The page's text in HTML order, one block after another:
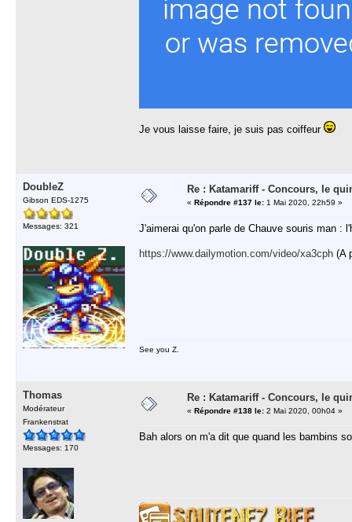
Je vous laisse faire, je suis pas coiffeur
DoubleZ
Gibson EDS-1275
Messages: 321
Re : Katamariff - Concours, le
« Répondre #137 le: 1 Mai 2020, 22h59 »
J'aimerai qu'on parle de Chauve souris man :
https://www.dailymotion.com/video/xa3cph (A
See you Z.
Thomas
Modérateur
Frankenstrat
Messages: 170
Re : Katamariff - Concours, le
« Répondre #138 le: 2 Mai 2020, 00h04 »
Bah alors on m'a dit que quand les bambins